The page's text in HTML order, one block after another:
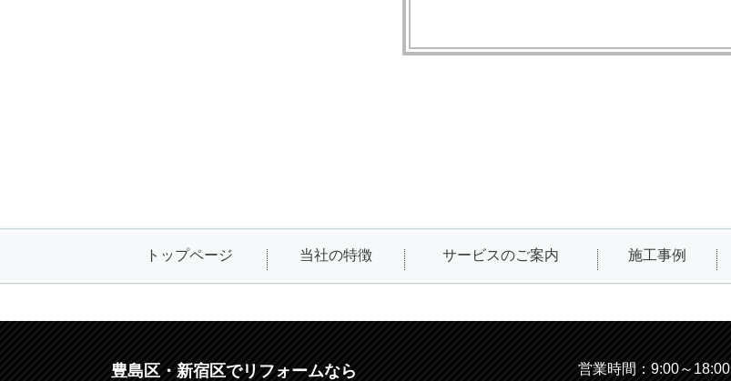
トップページ 当社の特徴 サービスのご案内 施工事例
豊島区・新宿区でリフォームなら
営業時間：9:00～18:00